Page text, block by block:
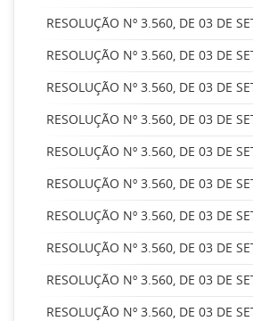
RESOLUÇÃO Nº 3.560, DE 03 DE
RESOLUÇÃO Nº 3.560, DE 03 DE
RESOLUÇÃO Nº 3.560, DE 03 DE
RESOLUÇÃO Nº 3.560, DE 03 DE
RESOLUÇÃO Nº 3.560, DE 03 DE
RESOLUÇÃO Nº 3.560, DE 03 DE
RESOLUÇÃO Nº 3.560, DE 03 DE
RESOLUÇÃO Nº 3.560, DE 03 DE
RESOLUÇÃO Nº 3.560, DE 03 DE
RESOLUÇÃO Nº 3.560, DE 03 DE